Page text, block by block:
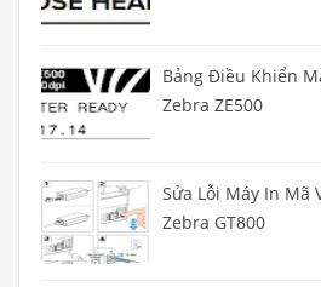
Bảng Điều Khiển
Zebra ZE500
Sửa Lỗi Máy In Mã
Zebra GT800